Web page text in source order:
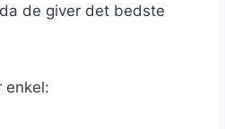
de giver det bedste
enkel: